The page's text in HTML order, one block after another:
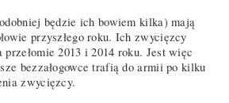
będzie ich bowiem kilka) mają
przyszłego roku. Ich zwycięzcy
przełomie 2013 i 2014 roku. Jest więc
bezzałogowce trafią do armii po kilku
zwycięzcy.